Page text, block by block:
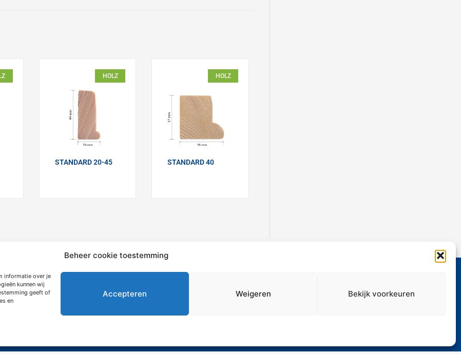
Beheer cookie toestemming
informatie over je
kunnen wij
geeft of
en
Accepteren Weigeren Bekijk voorkeuren
HOLZ
STANDARD 20-45
HOLZ
STANDARD 40